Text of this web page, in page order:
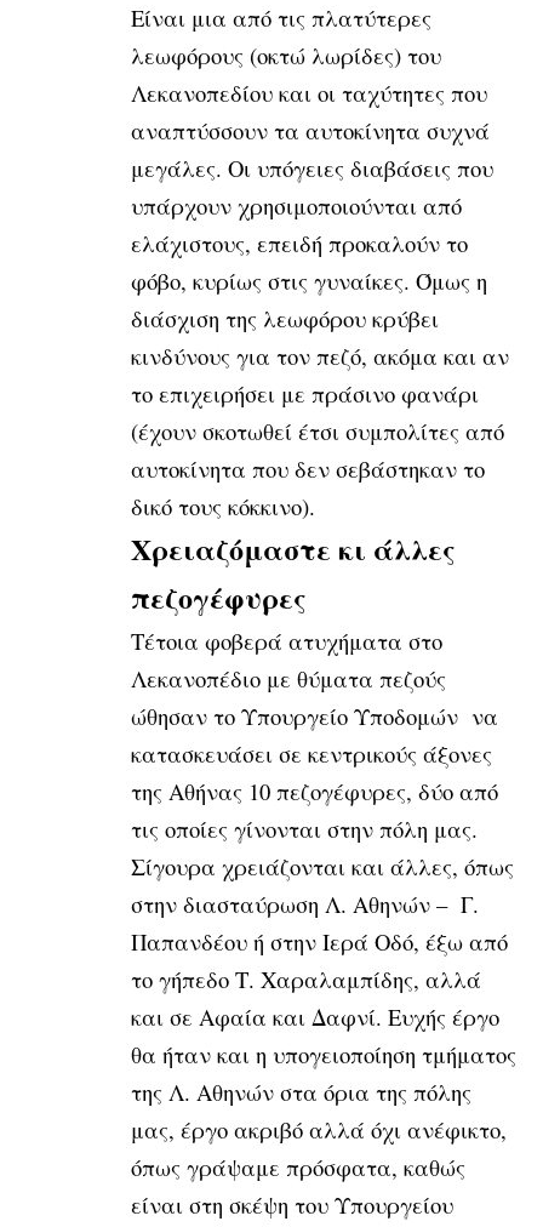
Είναι μια από τις πλατύτερες
λεωφόρους (οκτώ λωρίδες) του
Λεκανοπεδίου και οι ταχύτητες που
αναπτύσσουν τα αυτοκίνητα συχνά
μεγάλες. Οι υπόγειες διαβάσεις που
υπάρχουν χρησιμοποιούνται από
ελάχιστους, επειδή προκαλούν το
φόβο, κυρίως στις γυναίκες. Όμως η
διάσχιση της λεωφόρου κρύβει
κινδύνους για τον πεζό, ακόμα και αν
το επιχειρήσει με πράσινο φανάρι
(έχουν σκοτωθεί έτσι συμπολίτες από
αυτοκίνητα που δεν σεβάστηκαν το
δικό τους κόκκινο).
Χρειαζόμαστε κι άλλες
πεζογέφυρες
Τέτοια φοβερά ατυχήματα στο
Λεκανοπέδιο με θύματα πεζούς
ώθησαν το Υπουργείο Υποδομών να
κατασκευάσει σε κεντρικούς άξονες
της Αθήνας 10 πεζογέφυρες, δύο από
τις οποίες γίνονται στην πόλη μας.
Σίγουρα χρειάζονται και άλλες, όπως
στην διασταύρωση Λ. Αθηνών – Γ.
Παπανδέου ή στην Ιερά Οδό, έξω από
το γήπεδο Τ. Χαραλαμπίδης, αλλά
και σε Αφαία και Δαφνί. Ευχής έργο
θα ήταν και η υπογειοποίηση τμήματος
της Λ. Αθηνών στα όρια της πόλης
μας, έργο ακριβό αλλά όχι ανέφικτο,
όπως γράψαμε πρόσφατα, καθώς
είναι στη σκέψη του Υπουργείου